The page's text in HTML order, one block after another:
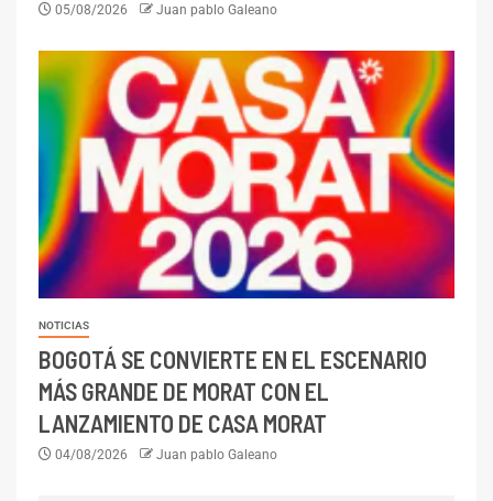
05/08/2026 Juan pablo Galeano
NOTICIAS
BOGOTÁ SE CONVIERTE EN EL ESCENARIO
MÁS GRANDE DE MORAT CON EL
LANZAMIENTO DE CASA MORAT
04/08/2026 Juan pablo Galeano